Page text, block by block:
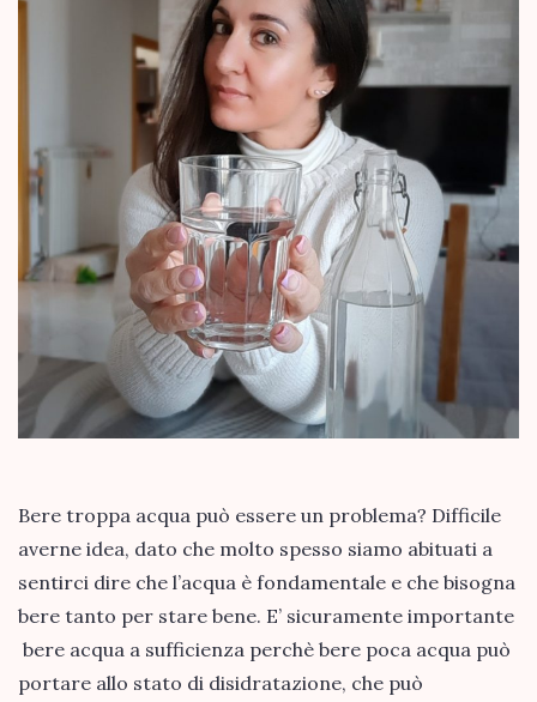
Bere troppa acqua può essere un problema? Difficile
averne idea, dato che molto spesso siamo abituati a
sentirci dire che l’acqua è fondamentale e che bisogna
bere tanto per stare bene. E’ sicuramente importante
bere acqua a sufficienza perchè bere poca acqua può
portare allo stato di disidratazione, che può